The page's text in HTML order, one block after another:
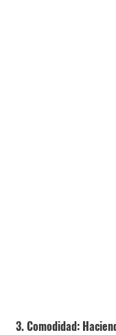
3. Comodidad: